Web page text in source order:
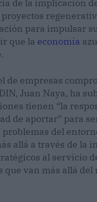
de la implicación
para impulsar
que la economía
de empresas
Juan Naya, ha
tienen “la
de aportar” para
problemas del
allá a través de la
al servicio
que van más allá del